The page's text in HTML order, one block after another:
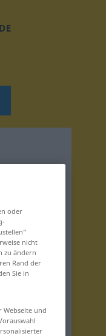
oder
nicht
zu ändern
Rand der
Sie in
und